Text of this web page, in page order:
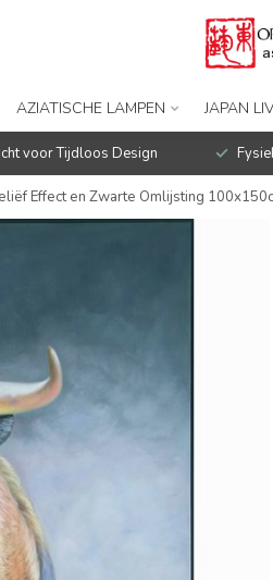
AZIATISCHE LAMPEN JAPAN
voor Tijdloos Design
Effect en Zwarte Omlijsting